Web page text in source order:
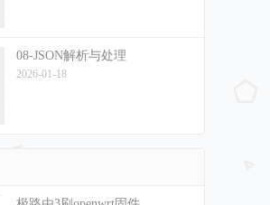
08-JSON解析与处理
2026-01-18